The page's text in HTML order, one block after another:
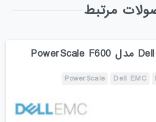
مرتبط
Dell EMC
PowerScale